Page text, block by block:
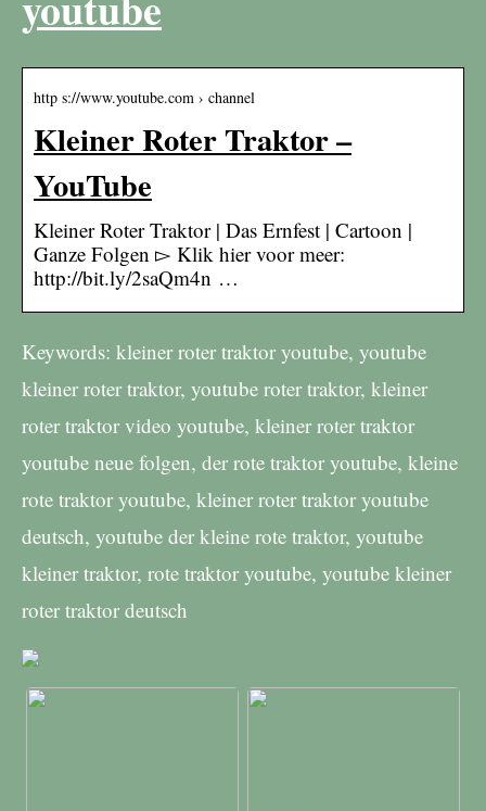
http s://www.youtube.com › channel
Kleiner Roter Traktor –
YouTube
Kleiner Roter Traktor | Das Ernfest | Cartoon |
Ganze Folgen ▻ Klik hier voor meer:
http://bit.ly/2saQm4n …
Keywords: kleiner roter traktor youtube, youtube
kleiner roter traktor, youtube roter traktor, kleiner
roter traktor video youtube, kleiner roter traktor
youtube neue folgen, der rote traktor youtube, kleine
rote traktor youtube, kleiner roter traktor youtube
deutsch, youtube der kleine rote traktor, youtube
kleiner traktor, rote traktor youtube, youtube kleiner
roter traktor deutsch